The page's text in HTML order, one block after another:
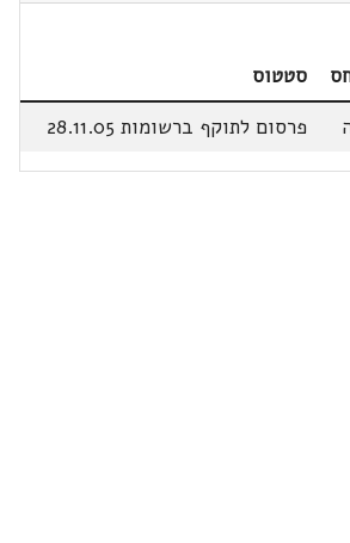
סטטוס
פרסום לתוקף ברשומות 28.11.05